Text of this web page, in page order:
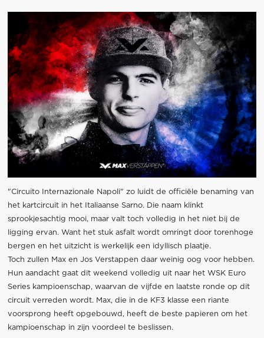
"Circuito Internazionale Napoli" zo luidt de officiële benaming van
het kartcircuit in het Italiaanse Sarno. Die naam klinkt
sprookjesachtig mooi, maar valt toch volledig in het niet bij de
ligging ervan. Want het stuk asfalt wordt omringt door torenhoge
bergen en het uitzicht is werkelijk een idyllisch plaatje.
Toch zullen Max en Jos Verstappen daar weinig oog voor hebben.
Hun aandacht gaat dit weekend volledig uit naar het WSK Euro
Series kampioenschap, waarvan de vijfde en laatste ronde op dit
circuit verreden wordt. Max, die in de KF3 klasse een riante
voorsprong heeft opgebouwd, heeft de beste papieren om het
kampioenschap in zijn voordeel te beslissen.